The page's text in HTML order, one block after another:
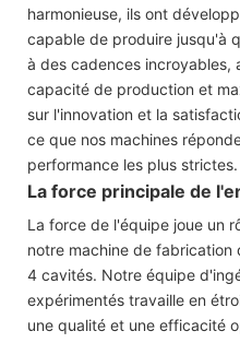
harmonieuse, ils ont
capable de produire jusqu'à
à des cadences incroyables,
capacité de production et
sur l'innovation et la
ce que nos machines
performance les plus strictes.
La force principale de
La force de l'équipe joue un
notre machine de fabrication
4 cavités. Notre équipe
expérimentés travaille en
une qualité et une efficacité